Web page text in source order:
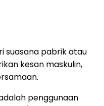
suasana pabrik atau
kesan maskulin,
penggunaan